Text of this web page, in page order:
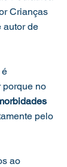
Crianças
autor de
é
porque no
pelo
ao